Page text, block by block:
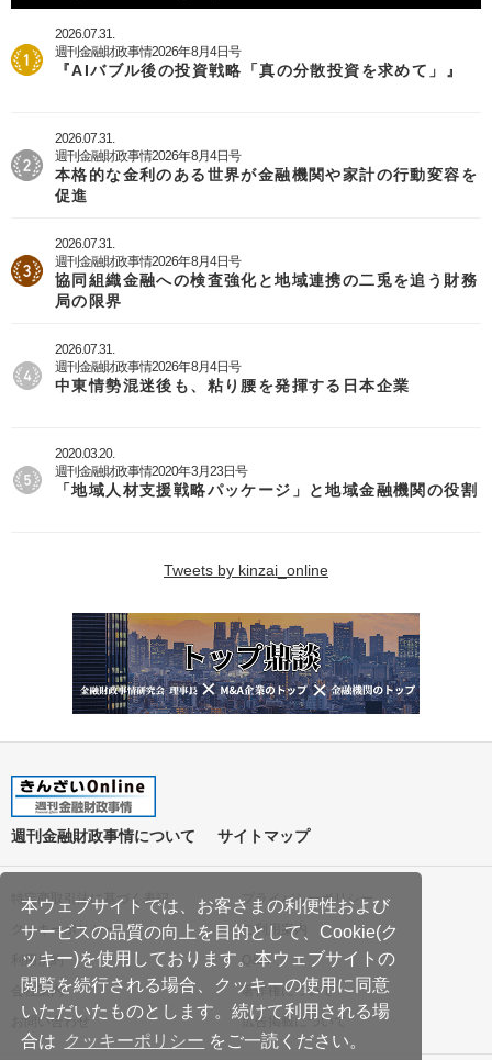
本ウェブサイトでは、お客さまの利便性および
サービスの品質の向上を目的として、Cookie(ク
ッキー)を使用しております。本ウェブサイトの
閲覧を続行される場合、クッキーの使用に同意
いただいたものとします。続けて利用される場
合は クッキーポリシー をご一読ください。
2026.07.31.
週刊金融財政事情2026年8月4日号
『AIバブル後の投資戦略「真の分散投資を求めて」』
2026.07.31.
週刊金融財政事情2026年8月4日号
本格的な金利のある世界が金融機関や家計の行動変容を
促進
2026.07.31.
週刊金融財政事情2026年8月4日号
協同組織金融への検査強化と地域連携の二兎を追う財務
局の限界
2026.07.31.
週刊金融財政事情2026年8月4日号
中東情勢混迷後も、粘り腰を発揮する日本企業
2020.03.20.
週刊金融財政事情2020年3月23日号
「地域人材支援戦略パッケージ」と地域金融機関の役割
Tweets by kinzai_online
週刊金融財政事情について サイトマップ
特定商取引法に基づく表記
プライバシーポリシー
クッキーポリシー
ご利用案内
利用規約
Q&A
会社案内
著作権について
お問い合わせ
広告掲載について